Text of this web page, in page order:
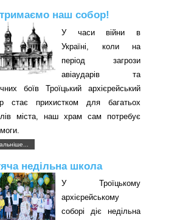
наш собор!
У часи війни в
Україні, коли на
період загрози
авіаударів та
боїв Троїцький архієрейський
стає прихистком для багатьох
міста, наш храм сам потребує
недільна школа
У Троїцькому
архієрейському
соборі діє недільна